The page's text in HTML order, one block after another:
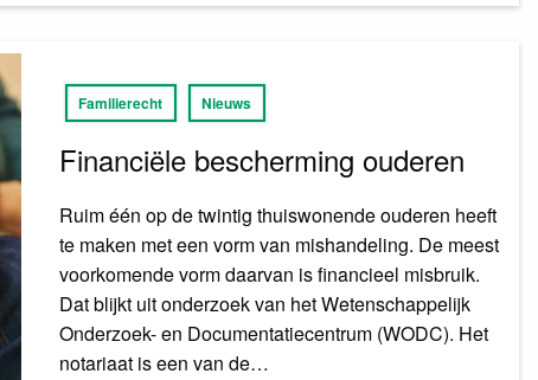
Familierecht Nieuws
Financiële bescherming ouderen
Ruim één op de twintig thuiswonende ouderen heeft
te maken met een vorm van mishandeling. De meest
voorkomende vorm daarvan is financieel misbruik.
Dat blijkt uit onderzoek van het Wetenschappelijk
Onderzoek- en Documentatiecentrum (WODC). Het
notariaat is een van de…